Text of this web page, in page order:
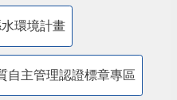
環境計畫
自主管理認證標章專區